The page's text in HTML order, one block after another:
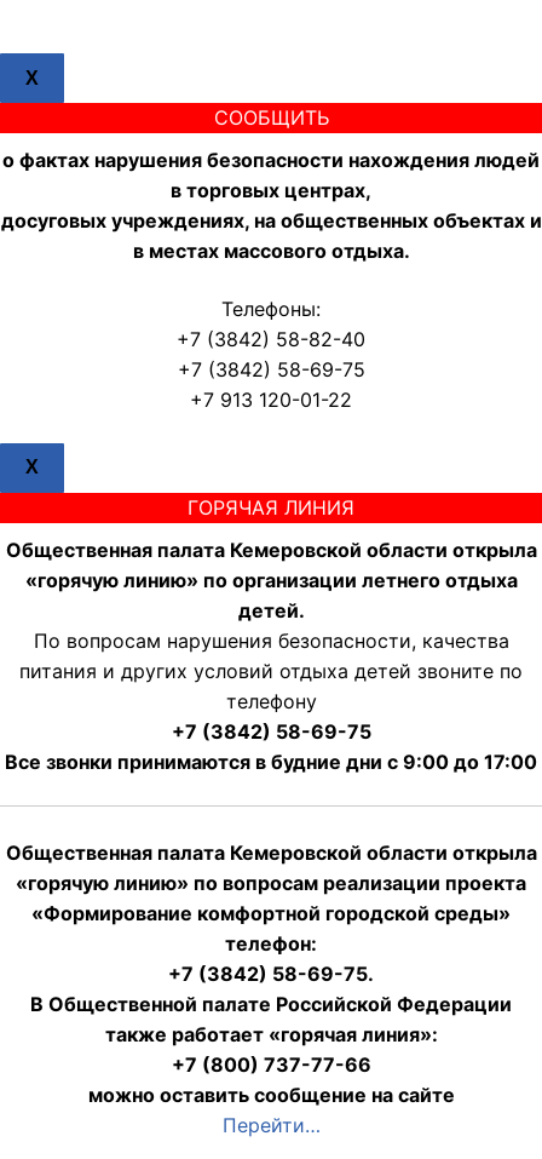
X
СООБЩИТЬ
о фактах нарушения безопасности нахождения людей
в торговых центрах,
досуговых учреждениях, на общественных объектах и
в местах массового отдыха.
Телефоны:
+7 (3842) 58-82-40
+7 (3842) 58-69-75
+7 913 120-01-22
X
ГОРЯЧАЯ ЛИНИЯ
Общественная палата Кемеровской области открыла
«горячую линию» по организации летнего отдыха
детей.
По вопросам нарушения безопасности, качества
питания и других условий отдыха детей звоните по
телефону
+7 (3842) 58-69-75
Все звонки принимаются в будние дни с 9:00 до 17:00
Общественная палата Кемеровской области открыла
«горячую линию» по вопросам реализации проекта
«Формирование комфортной городской среды»
телефон:
+7 (3842) 58-69-75.
В Общественной палате Российской Федерации
также работает «горячая линия»:
+7 (800) 737-77-66
можно оставить сообщение на сайте
Перейти…